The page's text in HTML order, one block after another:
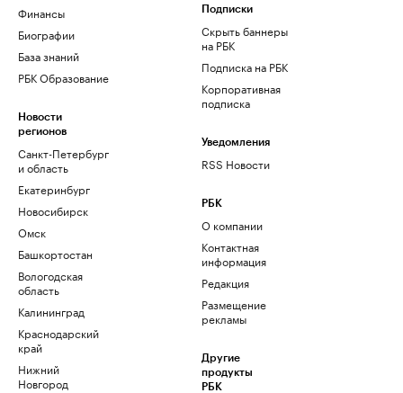
Финансы
Биографии
База знаний
РБК Образование
Новости
регионов
Санкт-Петербург
и область
Екатеринбург
Новосибирск
Омск
Башкортостан
Вологодская
область
Калининград
Краснодарский
край
Нижний
Новгород
Подписки
Скрыть баннеры
на РБК
Подписка на РБК
Корпоративная
подписка
Уведомления
RSS Новости
РБК
О компании
Контактная
информация
Редакция
Размещение
рекламы
Другие
продукты
РБК